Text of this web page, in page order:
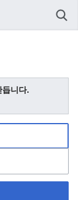
니다.